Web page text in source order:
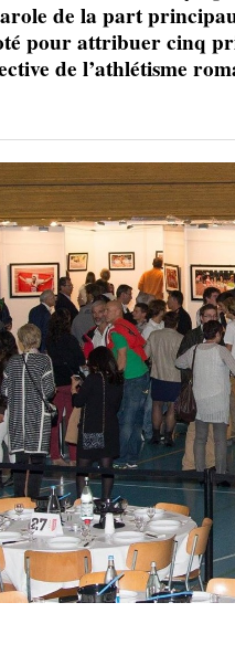
Wanders. Sensibilité, illusions,
lecture à ne pas manquer !- 13
de la part
pour attribuer cinq
de l’athlétisme